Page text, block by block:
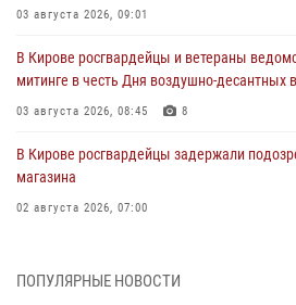
03 августа 2026, 09:01
В Кирове росгвардейцы и ветераны
митинге в честь Дня воздушно-десантных
03 августа 2026, 08:45 8
В Кирове росгвардейцы задержали
магазина
02 августа 2026, 07:00
Российской Федерации
ПОПУЛЯРНЫЕ НОВОСТИ